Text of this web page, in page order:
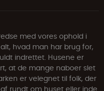
med vores ophold i
hvad man har brug for,
indrettet. Husene er
at de mange naboer slet
er velegnet til folk, der